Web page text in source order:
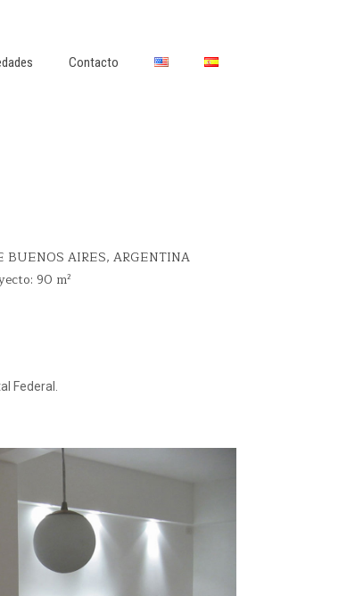
Contacto
BUENOS AIRES, ARGENTINA
90 m²
Federal.